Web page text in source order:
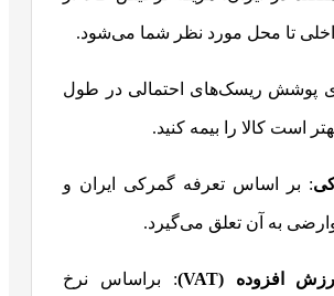
تا محل مورد نظر شما می‌شود.
پوشش ریسک‌های احتمالی در طول
است کالا را بیمه کنید.
: بر اساس تعرفه گمرکی ایران و
به آن تعلق می‌گیرد.
افزوده (
VAT
): براساس نرخ